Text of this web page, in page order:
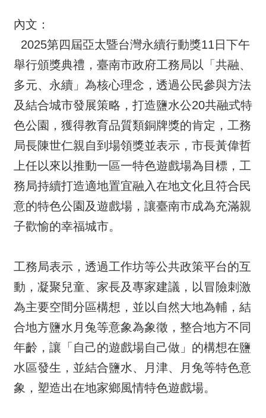
內文：
2025第四屆亞太暨台灣永續行動獎11日下午
舉行頒獎典禮，臺南市政府工務局以「共融、
多元、永續」為核心理念，透過公民參與方法
及結合城市發展策略，打造鹽水公20共融式特
色公園，獲得教育品質類銅牌獎的肯定，工務
局長陳世仁親自到場領獎並表示，市長黃偉哲
上任以來以推動一區一特色遊戲場為目標，工
務局持續打造適地置宜融入在地文化且符合民
意的特色公園及遊戲場，讓臺南市成為充滿親
子歡愉的幸福城市。
工務局表示，透過工作坊等公共政策平台的互
動，凝聚兒童、家長及專家建議，以冒險刺激
為主要空間分區構想，並以自然大地為輔，結
合地方鹽水月兔等意象為象徵，整合地方不同
年齡，讓「自己的遊戲場自己做」的構想在鹽
水區發生，並結合鹽水、月津、月兔等特色意
象，塑造出在地家鄉風情特色遊戲場。